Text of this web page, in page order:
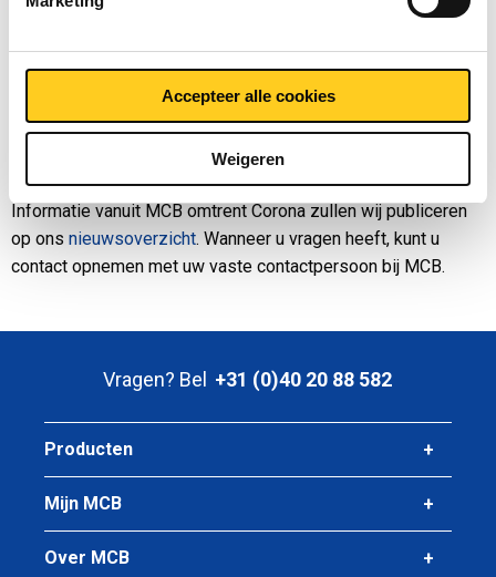
Accepteer alle cookies
Weigeren
te plaatsen, zodat wij zo goed mogelijk kunnen inspelen op
EDI of onze webshop, dan kan dit wellicht voor uw huidige
bestelproces een verlichting zijn. Voor meer informatie
omtrent onze digitale bestelmogelijkheden, klik
Informatie vanuit MCB omtrent Corona zullen wij publiceren
op ons nieuwsoverzicht. Wanneer u vragen heeft, kunt u
contact opnemen met uw vaste contactpersoon bij MCB.
Vragen? Bel +31 (0)40 20 88 582
Producten
Mijn MCB
Over MCB